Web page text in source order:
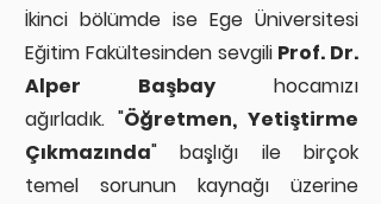
İkinci bölümde ise Ege Üniversitesi
Eğitim Fakültesinden sevgili Prof. Dr.
Alper Başbay hocamızı
ağırladık. "Öğretmen, Yetiştirme
Çıkmazında" başlığı ile birçok
temel sorunun kaynağı üzerine